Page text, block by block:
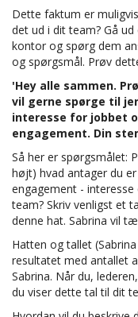
Dette faktum er
det ud i dit team? Gå
kontor og spørg dem
og spørgsmål. Prøv
'Hey alle sammen.
vil gerne spørge til
interesse for jobbet
engagement. Din
Så her er spørgsmålet:
højt) hvad antager du
engagement -
team? Skriv venligst et
denne hat. Sabrina vil
Hatten og tallet
resultatet med antallet
Sabrina. Når du,
du viser dette tal til dit